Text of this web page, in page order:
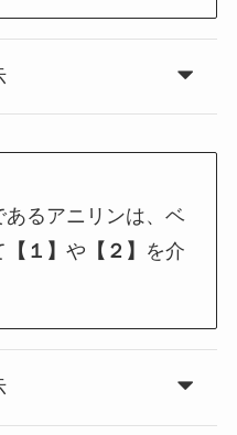
るアニリンは、ベ
【１】や 【２】 を介